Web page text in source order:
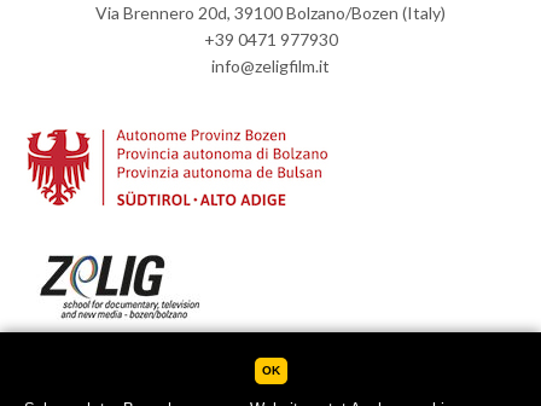
Via Brennero 20d, 39100 Bolzano/Bozen (Italy)
+39 0471 977930
info@zeligfilm.it
OK